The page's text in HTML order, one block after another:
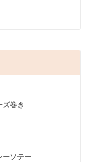
ズ巻き
ーソテー